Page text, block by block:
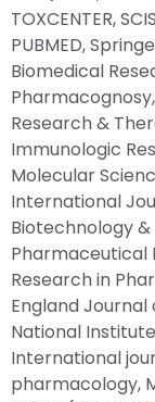
TOXCENTER,
PUBMED,
Biomedical
Research &
Immunologic
Molecular
International
Biotechnology
Pharmaceutical
Research in
England Journal
National
International
pharmacology,